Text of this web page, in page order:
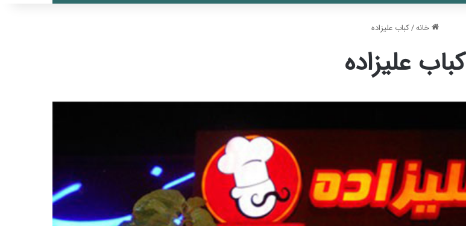
خانه/کباب علیزاده
کباب علیزاده